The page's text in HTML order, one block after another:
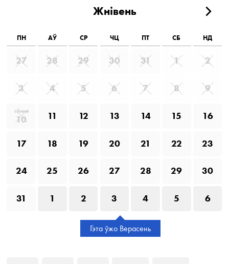
Жнівень
ПН АЎ СР ЧЦ ПТ СБ НД
27 28 29 30 31 1 2
3 4 5 6 7 8 9
сёння
10 11 12 13 14 15 16
17 18 19 20 21 22 23
24 25 26 27 28 29 30
31 1 2 3 4 5 6
Гэта ўжо Верасень